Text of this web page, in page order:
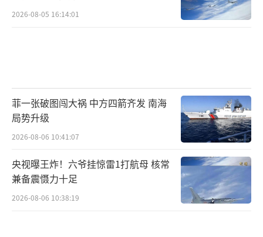
共和党内部深层的结构性矛盾。这种矛盾的主
耗。当美国民众的部分民生账单尚无着落之
时，他们可能还得为特朗普巨额的“政治基
金”买单。最终特朗普或许能得偿所愿，但共
治豪赌中最沉重、也最持久的苦果。 （责任编辑：
2026-08-05 16:14:01
菲一张破图闯大祸 中方四箭齐发 南海
局势升级
2026-08-06 10:41:07
央视曝王炸！六爷挂惊雷1打航母 核常
兼备震慑力十足
2026-08-06 10:38:19